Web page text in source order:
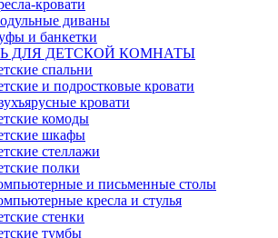
кровати
диваны
и банкетки
ДЛЯ ДЕТСКОЙ КОМНАТЫ
спальни
и подростковые кровати
кровати
комоды
шкафы
стеллажи
полки
и письменные столы
кресла и стулья
стенки
тумбы